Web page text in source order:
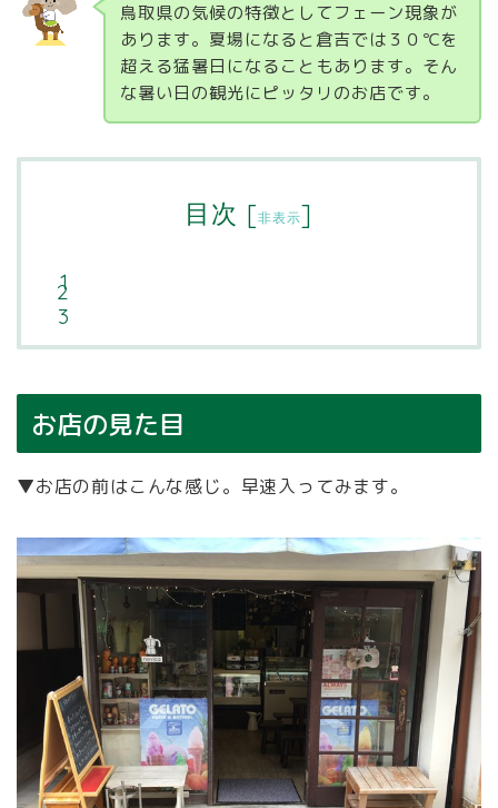
鳥取県の気候の特徴としてフェーン現象が
あります。夏場になると倉吉では３０℃を
超える猛暑日になることもあります。そん
な暑い日の観光にピッタリのお店です。
目次 [非表示]
お店の見た目
▼お店の前はこんな感じ。早速入ってみます。